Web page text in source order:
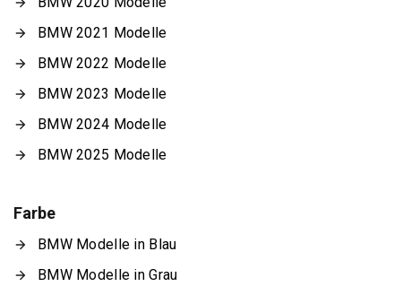
BMW 2021 Modelle
BMW 2022 Modelle
BMW 2023 Modelle
BMW 2024 Modelle
BMW 2025 Modelle
Farbe
BMW Modelle in Blau
BMW Modelle in Grau